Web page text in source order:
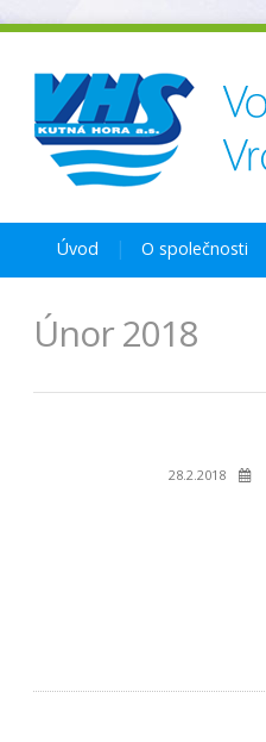
Úvod O společnosti
Únor 2018
28.2.2018